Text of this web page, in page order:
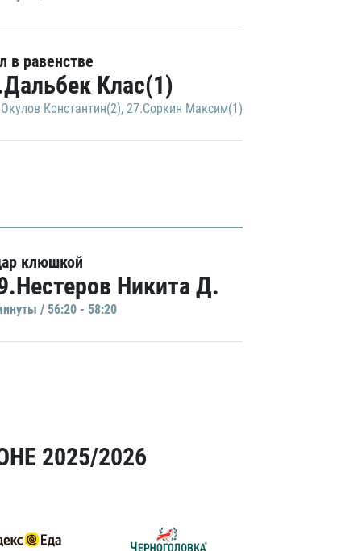
в равенстве
Клас(1)
Константин(2), 27.Соркин Максим(1)
клюшкой
Никита Д.
/ 56:20 - 58:20
2025/2026